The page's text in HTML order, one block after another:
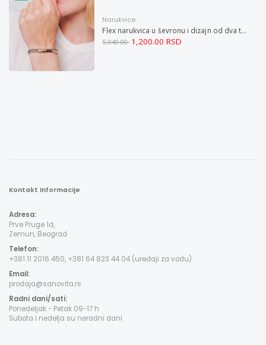
Narukvice
Flex narukvica u ševronu i dizajn od dva tona XXL
5,040.00 1,200.00 RSD
Kontakt Informacije
Adresa:
Prve Pruge 1d,
Zemun, Beograd
Telefon:
+381 11 2016 450, +381 64 823 44 04 (uređaji za vodu)
Email:
prodaja@sanovita.rs
Radni dani/sati:
Ponedeljak - Petak 09-17 h
Subota i nedelja su neradni dani